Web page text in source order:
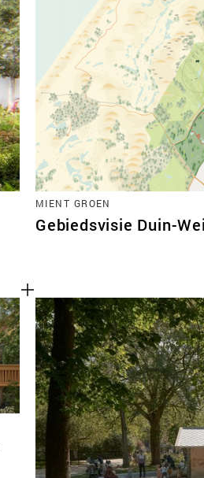
MIENT GROEN
Gebiedsvisie Duin-